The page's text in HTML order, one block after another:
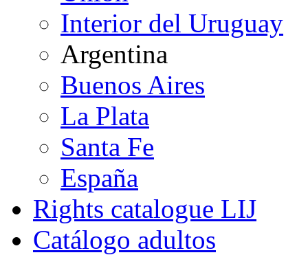
Interior del Uruguay
Argentina
Buenos Aires
La Plata
Santa Fe
España
Rights catalogue LIJ
Catálogo adultos